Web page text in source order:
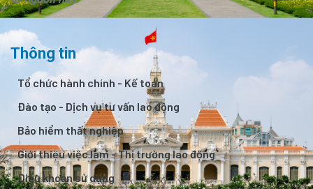
Thông tin
Tổ chức hành chính - Kế toán
Đào tạo - Dịch vụ tư vấn lao động
Bảo hiểm thất nghiệp
Giới thiệu việc làm - Thị trường lao động
Điều khoản sử dụng